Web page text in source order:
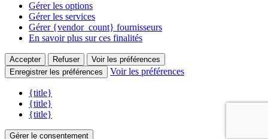
Gérer les options
Gérer les services
Gérer {vendor_count} fournisseurs
En savoir plus sur ces finalités
Accepter Refuser
Voir les préférences
Enregistrer les préférences
Voir les préférences
{title}
{title}
{title}
Gérer le consentement